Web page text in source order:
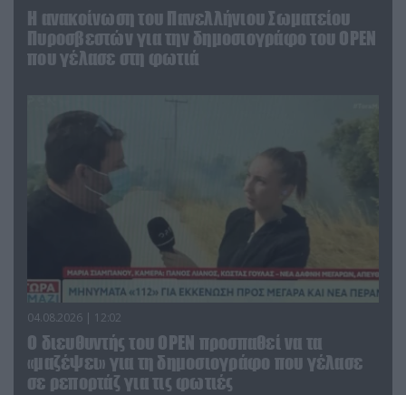
Η ανακοίνωση του Πανελλήνιου Σωματείου
Πυροσβεστών για την δημοσιογράφο του OPEN
που γέλασε στη φωτιά
04.08.2026 | 12:02
O διευθυντής του OPEN προσπαθεί να τα
«μαζέψει» για τη δημοσιογράφο που γέλασε
σε ρεπορτάζ για τις φωτιές